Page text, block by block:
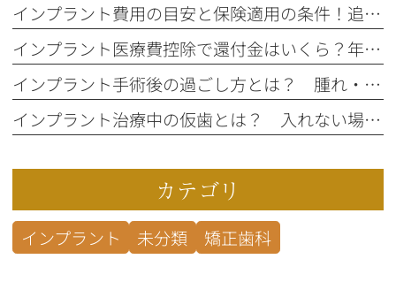
インプラント費用の目安と保険適用の条件！追加費用を防ぐ確認手順
インプラント医療費控除で還付金はいくら？年収別計算と申請手順
インプラント手術後の過ごし方とは？ 腫れ・痛み・運動の疑問Q＆A
インプラント治療中の仮歯とは？ 入れない場合もあるの？
カテゴリ
インプラント 未分類 矯正歯科